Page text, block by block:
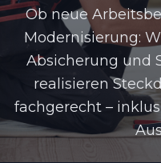
Ob neue
Modernisierung:
Absicherung und
realisieren
fachgerecht –